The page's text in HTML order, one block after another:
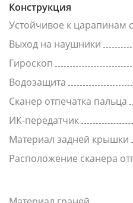
Конструкция
Устойчивое к царапинам
Выход на наушники
Гироскоп
Водозащита
Сканер отпечатка пальца
ИК-передатчик
Материал задней крышки
Расположение сканера